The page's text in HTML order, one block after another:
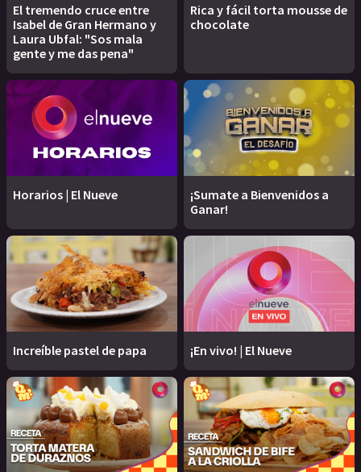
El tremendo cruce entre
Isabel de Gran Hermano y
Laura Ubfal: "Sos mala
gente y me das pena"
Rica y fácil torta mousse de
chocolate
Horarios | El Nueve
¡Sumate a Bienvenidos a
Ganar!
Increíble pastel de papa ¡En vivo! | El Nueve